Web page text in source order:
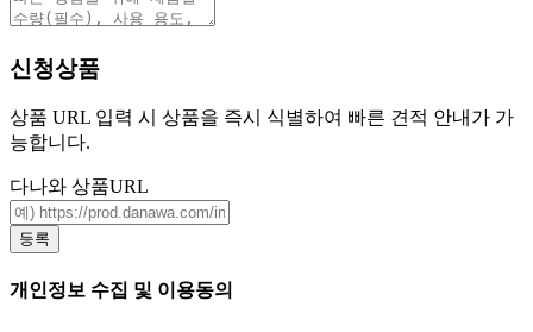
신청상품
상품 URL 입력 시 상품을 즉시 식별하여 빠른 견적 안내가 가
능합니다.
다나와 상품URL
등록
개인정보 수집 및 이용동의